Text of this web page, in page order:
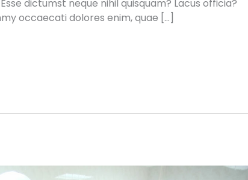
dictumst neque nihil quisquam? Lacus officia?
occaecati dolores enim, quae […]